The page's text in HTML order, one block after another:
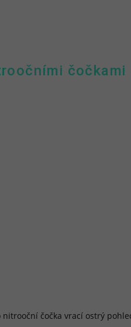
čočkami
nitrooční čočka vrací ostrý